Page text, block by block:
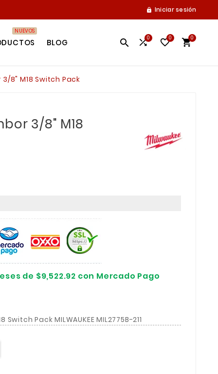
 Iniciar sesión
NUEVOS
BLOG  0 0 0
8" M18 Switch Pack
3/8" M18
de $9,522.92 con Mercado Pago
Pack MILWAUKEE MIL2775B-211